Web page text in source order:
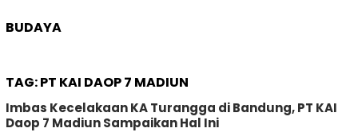
BUDAYA
TAG:PT KAI DAOP 7 MADIUN
Imbas Kecelakaan KA Turangga di Bandung, PT KAI
Daop 7 Madiun Sampaikan Hal Ini